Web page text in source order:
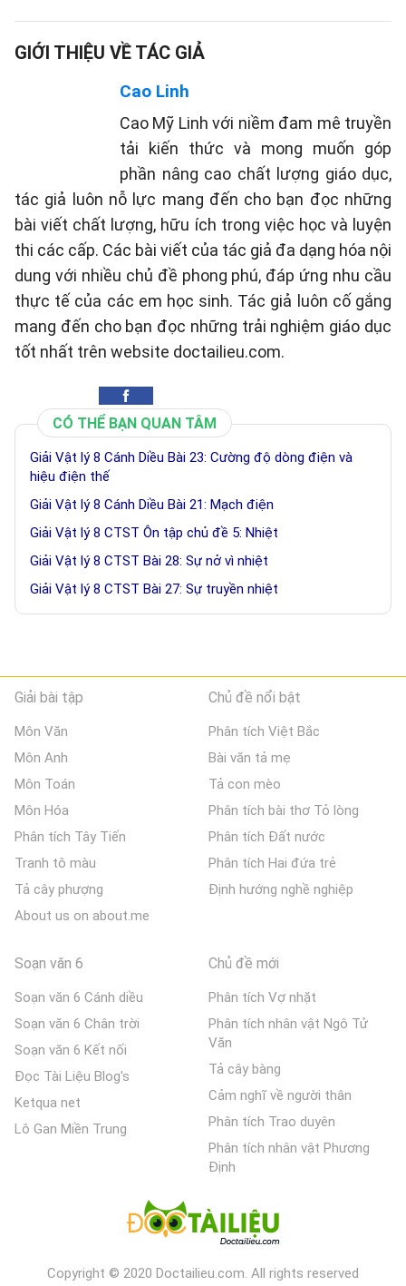
GIỚI THIỆU VỀ TÁC GIẢ
Cao Linh
Cao Mỹ Linh với niềm đam mê truyền
tải kiến thức và mong muốn góp
phần nâng cao chất lượng giáo dục,
tác giả luôn nỗ lực mang đến cho bạn đọc những
bài viết chất lượng, hữu ích trong việc học và luyện
thi các cấp. Các bài viết của tác giả đa dạng hóa nội
dung với nhiều chủ đề phong phú, đáp ứng nhu cầu
thực tế của các em học sinh. Tác giả luôn cố gắng
mang đến cho bạn đọc những trải nghiệm giáo dục
tốt nhất trên website doctailieu.com.
CÓ THỂ BẠN QUAN TÂM
Giải Vật lý 8 Cánh Diều Bài 23: Cường độ dòng điện và
hiệu điện thế
Giải Vật lý 8 Cánh Diều Bài 21: Mạch điện
Giải Vật lý 8 CTST Ôn tập chủ đề 5: Nhiệt
Giải Vật lý 8 CTST Bài 28: Sự nở vì nhiệt
Giải Vật lý 8 CTST Bài 27: Sự truyền nhiệt
Giải bài tập
Môn Văn
Môn Anh
Môn Toán
Môn Hóa
Phân tích Tây Tiến
Tranh tô màu
Tả cây phượng
About us on about.me
Chủ đề nổi bật
Phân tích Việt Bắc
Bài văn tả mẹ
Tả con mèo
Phân tích bài thơ Tỏ lòng
Phân tích Đất nước
Phân tích Hai đứa trẻ
Định hướng nghề nghiệp
Soạn văn 6
Soạn văn 6 Cánh diều
Soạn văn 6 Chân trời
Soạn văn 6 Kết nối
Đọc Tài Liệu Blog's
Ketqua net
Lô Gan Miền Trung
Chủ đề mới
Phân tích Vợ nhặt
Phân tích nhân vật Ngô Tử
Văn
Tả cây bàng
Cảm nghĩ về người thân
Phân tích Trao duyên
Phân tích nhân vật Phương
Định
Copyright © 2020 Doctailieu.com. All rights reserved